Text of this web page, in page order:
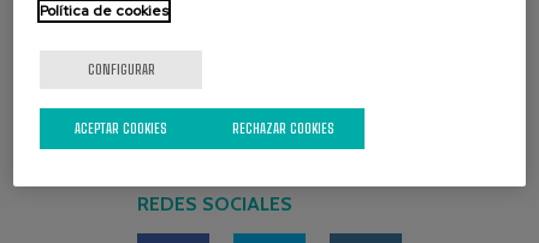
REDES SOCIALES
Política de cookies
CONFIGURAR
RECHAZAR COOKIES
ACEPTAR COOKIES